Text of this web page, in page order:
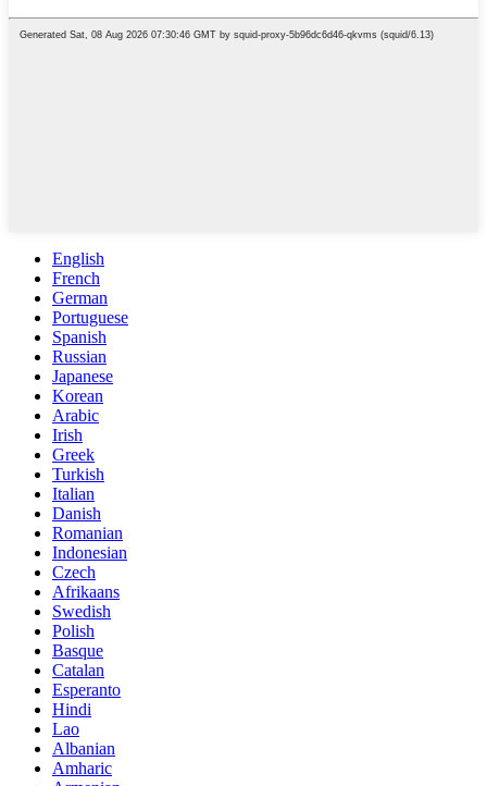
English
French
German
Portuguese
Spanish
Russian
Japanese
Korean
Arabic
Irish
Greek
Turkish
Italian
Danish
Romanian
Indonesian
Czech
Afrikaans
Swedish
Polish
Basque
Catalan
Esperanto
Hindi
Lao
Albanian
Amharic